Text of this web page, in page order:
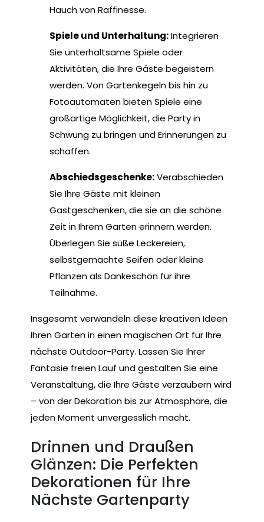
Hauch von Raffinesse.
Spiele und Unterhaltung:Integrieren
Sie unterhaltsame Spiele oder
Aktivitäten, die Ihre Gäste begeistern
werden. Von Gartenkegeln bis hin zu
Fotoautomaten bieten Spiele eine
großartige Möglichkeit, die Party in
Schwung zu bringen und Erinnerungen zu
schaffen.
Abschiedsgeschenke:Verabschieden
Sie Ihre Gäste mit kleinen
Gastgeschenken, die sie an die schöne
Zeit in Ihrem Garten erinnern werden.
Überlegen Sie süße Leckereien,
selbstgemachte Seifen oder kleine
Pflanzen als Dankeschön für ihre
Teilnahme.
Insgesamt verwandeln diese kreativen Ideen
Ihren Garten in einen magischen Ort für Ihre
nächste Outdoor-Party. Lassen Sie Ihrer
Fantasie freien Lauf und gestalten Sie eine
Veranstaltung, die Ihre Gäste verzaubern wird
– von der Dekoration bis zur Atmosphäre, die
jeden Moment unvergesslich macht.
Drinnen und Draußen
Glänzen: Die Perfekten
Dekorationen für Ihre
Nächste Gartenparty